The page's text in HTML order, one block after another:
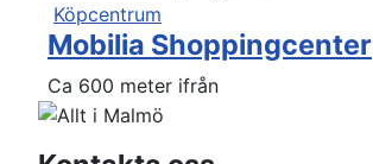
Köpcentrum
Mobilia Shoppingcenter
Ca 600 meter ifrån